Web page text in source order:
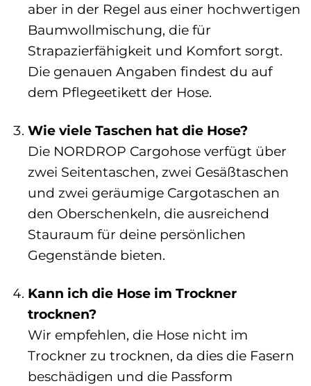
aber in der Regel aus einer hochwertigen
Baumwollmischung, die für
Strapazierfähigkeit und Komfort sorgt.
Die genauen Angaben findest du auf
dem Pflegeetikett der Hose.
Wie viele Taschen hat die Hose?
Die NORDROP Cargohose verfügt über
zwei Seitentaschen, zwei Gesäßtaschen
und zwei geräumige Cargotaschen an
den Oberschenkeln, die ausreichend
Stauraum für deine persönlichen
Gegenstände bieten.
Kann ich die Hose im Trockner
trocknen?
Wir empfehlen, die Hose nicht im
Trockner zu trocknen, da dies die Fasern
beschädigen und die Passform